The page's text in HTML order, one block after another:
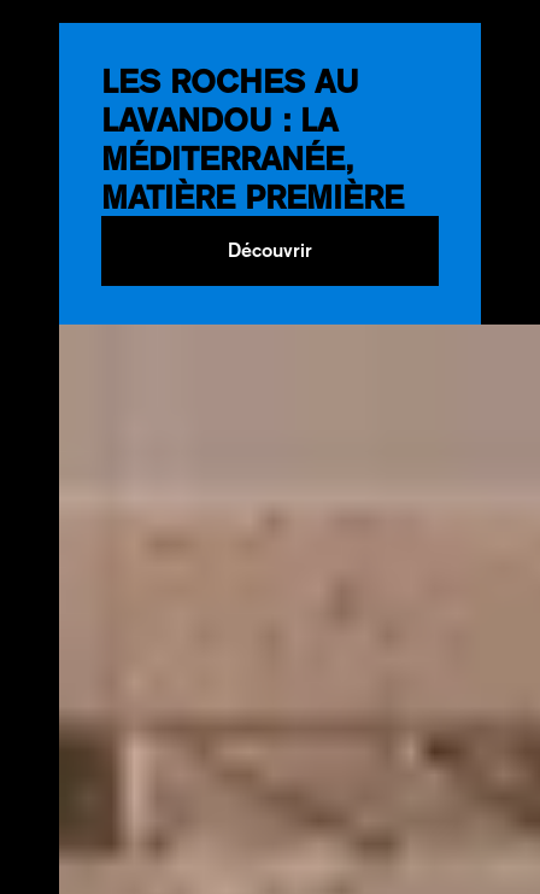
LES ROCHES AU
LAVANDOU : LA
MÉDITERRANÉE,
MATIÈRE PREMIÈRE
Découvrir